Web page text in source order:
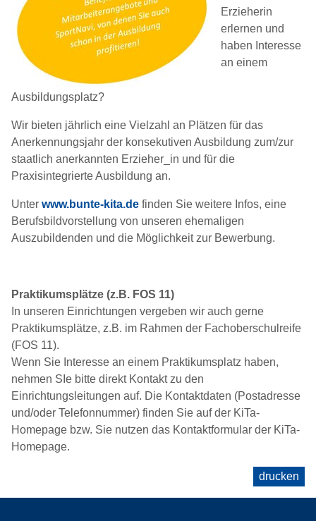
Erzieherin
erlernen und
haben Interesse
an einem
Ausbildungsplatz?
Wir bieten jährlich eine Vielzahl an Plätzen für das
Anerkennungsjahr der konsekutiven Ausbildung zum/zur
staatlich anerkannten Erzieher_in und für die
Praxisintegrierte Ausbildung an.
Unter www.bunte-kita.de finden Sie weitere Infos, eine
Berufsbildvorstellung von unseren ehemaligen
Auszubildenden und die Möglichkeit zur Bewerbung.
Praktikumsplätze (z.B. FOS 11)
In unseren Einrichtungen vergeben wir auch gerne
Praktikumsplätze, z.B. im Rahmen der Fachoberschulreife
(FOS 11).
Wenn Sie Interesse an einem Praktikumsplatz haben,
nehmen SIe bitte direkt Kontakt zu den
Einrichtungsleitungen auf. Die Kontaktdaten (Postadresse
und/oder Telefonnummer) finden Sie auf der KiTa-
Homepage bzw. Sie nutzen das Kontaktformular der KiTa-
Homepage.
drucken